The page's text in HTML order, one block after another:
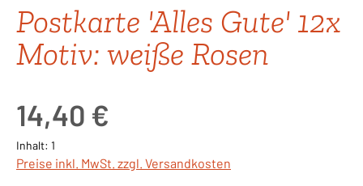
Postkarte 'Alles Gute' 12x
Motiv: weiße Rosen
14,40 €
Inhalt: 1
Preise inkl. MwSt. zzgl. Versandkosten